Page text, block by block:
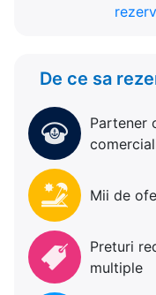
De ce sa
Partener
Mii de
Preturi
multiple